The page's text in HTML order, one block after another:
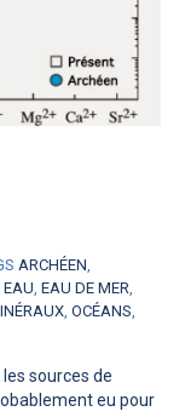
ARCHÉEN,
EAU, EAU DE MER,
, OCÉANS,
sources de
eu pour